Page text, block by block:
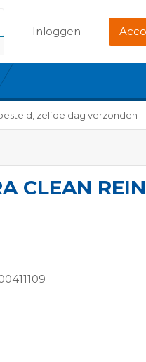
Inloggen
zelfde dag verzonden
CLEAN